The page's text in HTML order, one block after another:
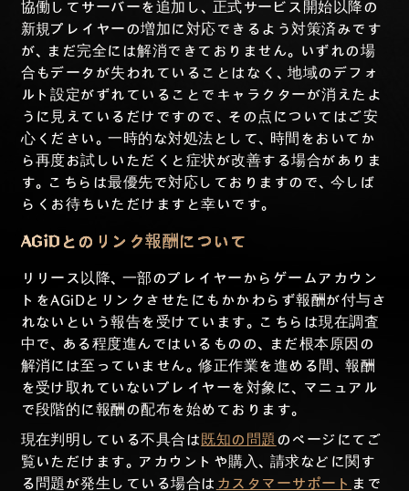
協働してサーバーを追加し、正式サービス開始以降の
新規プレイヤーの増加に対応できるよう対策済みです
が、まだ完全には解消できておりません。いずれの場
合もデータが失われていることはなく、地域のデフォ
ルト設定がずれていることでキャラクターが消えたよ
うに見えているだけですので、その点についてはご安
心ください。一時的な対処法として、時間をおいてか
ら再度お試しいただくと症状が改善する場合がありま
す。こちらは最優先で対応しておりますので、今しば
らくお待ちいただけますと幸いです。
AGiDとのリンク報酬について
リリース以降、一部のプレイヤーからゲームアカウン
トをAGiDとリンクさせたにもかかわらず報酬が付与さ
れないという報告を受けています。こちらは現在調査
中で、ある程度進んではいるものの、まだ根本原因の
解消には至っていません。修正作業を進める間、報酬
を受け取れていないプレイヤーを対象に、マニュアル
で段階的に報酬の配布を始めております。
現在判明している不具合は 既知の問題のページにてご
覧いただけます。アカウントや購入、請求などに関す
る問題が発生している場合は カスタマーサポート まで